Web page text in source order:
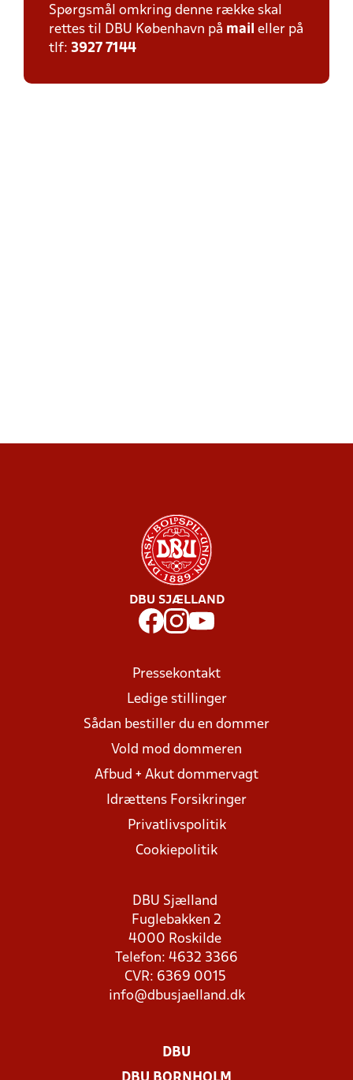
Spørgsmål omkring denne række skal
rettes til DBU København på mail eller på
tlf: 3927 7144
DBU SJÆLLAND
Pressekontakt
Ledige stillinger
Sådan bestiller du en dommer
Vold mod dommeren
Afbud + Akut dommervagt
Idrættens Forsikringer
Privatlivspolitik
Cookiepolitik
DBU Sjælland
Fuglebakken 2
4000 Roskilde
Telefon: 4632 3366
CVR: 6369 0015
info@dbusjaelland.dk
DBU